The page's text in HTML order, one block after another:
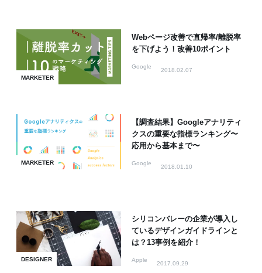
MARKETER
Webページ改善で直帰率/離脱率
を下げよう！改善10ポイント
Google
2018.02.07
MARKETER
【調査結果】Googleアナリティ
クスの重要な指標ランキング〜
応用から基本まで〜
Google
2018.01.10
DESIGNER
シリコンバレーの企業が導入し
ているデザインガイドラインと
は？13事例を紹介！
Apple
2017.09.29